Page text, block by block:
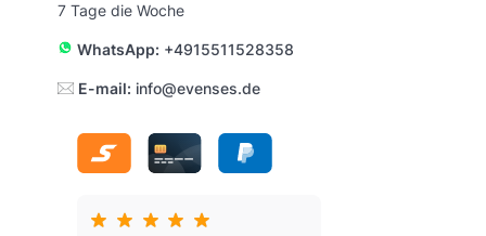
7 Tage die Woche
WhatsApp: +4915511528358
E-mail: info@evenses.de